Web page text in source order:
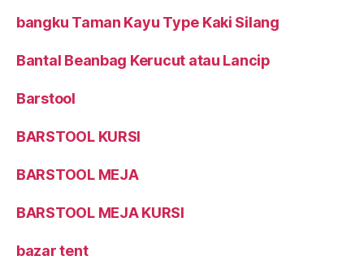
bangku Taman Kayu Type Kaki Silang
Bantal Beanbag Kerucut atau Lancip
Barstool
BARSTOOL KURSI
BARSTOOL MEJA
BARSTOOL MEJA KURSI
bazar tent